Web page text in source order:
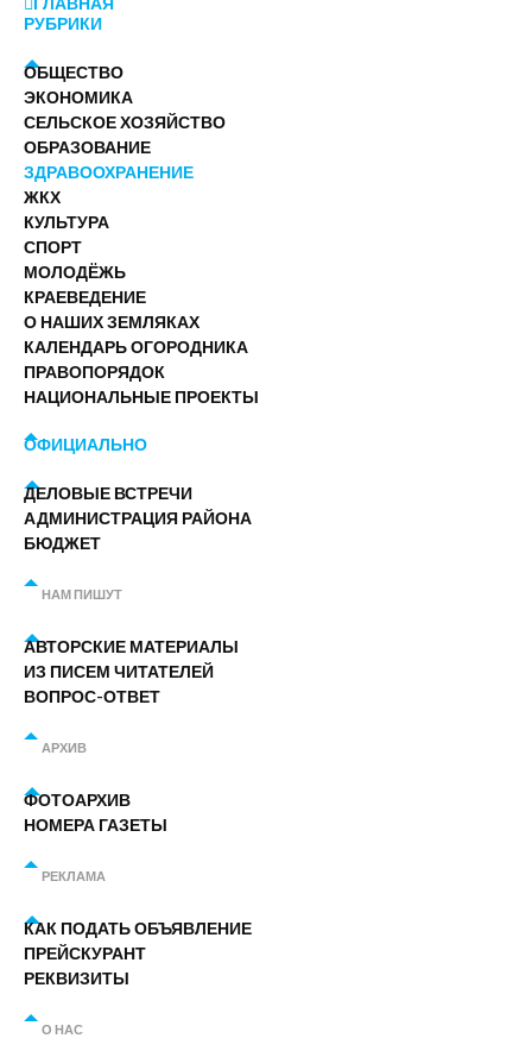
РУБРИКИ
ОБЩЕСТВО
ЭКОНОМИКА
СЕЛЬСКОЕ ХОЗЯЙСТВО
ОБРАЗОВАНИЕ
ЗДРАВООХРАНЕНИЕ
ЖКХ
КУЛЬТУРА
СПОРТ
МОЛОДЁЖЬ
КРАЕВЕДЕНИЕ
О НАШИХ ЗЕМЛЯКАХ
КАЛЕНДАРЬ ОГОРОДНИКА
ПРАВОПОРЯДОК
НАЦИОНАЛЬНЫЕ ПРОЕКТЫ
ОФИЦИАЛЬНО
ДЕЛОВЫЕ ВСТРЕЧИ
АДМИНИСТРАЦИЯ РАЙОНА
БЮДЖЕТ
НАМ ПИШУТ
АВТОРСКИЕ МАТЕРИАЛЫ
ИЗ ПИСЕМ ЧИТАТЕЛЕЙ
ВОПРОС-ОТВЕТ
АРХИВ
ФОТОАРХИВ
НОМЕРА ГАЗЕТЫ
РЕКЛАМА
КАК ПОДАТЬ ОБЪЯВЛЕНИЕ
ПРЕЙСКУРАНТ
РЕКВИЗИТЫ
О НАС